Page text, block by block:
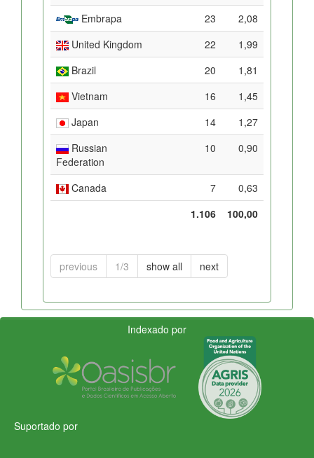
Embrapa
23
2,08
United Kingdom
22
1,99
Brazil
20
1,81
Vietnam
16
1,45
Japan
14
1,27
Russian
Federation
10 0,90
Canada 7
0,63
1.106
100,00
previous 1/3 show all next
Indexado por
Suportado por